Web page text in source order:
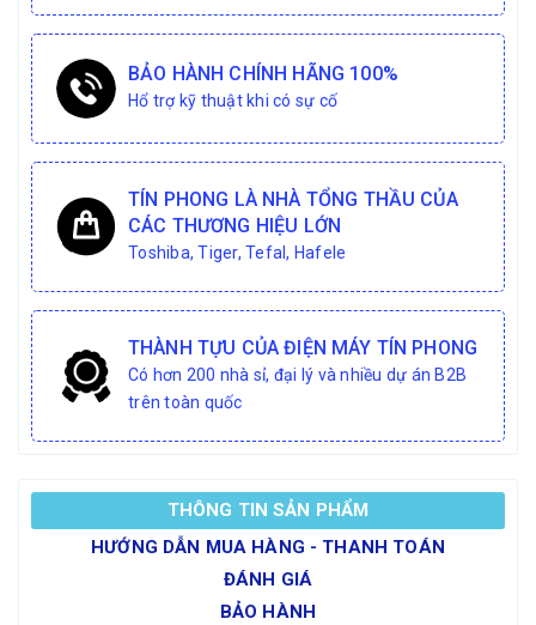
BẢO HÀNH CHÍNH HÃNG 100%
Hổ trợ kỹ thuật khi có sự cố
TÍN PHONG LÀ NHÀ TỔNG THẦU CỦA
CÁC THƯƠNG HIỆU LỚN
Toshiba, Tiger, Tefal, Hafele
THÀNH TỰU CỦA ĐIỆN MÁY TÍN PHONG
Có hơn 200 nhà sỉ, đại lý và nhiều dự án B2B
trên toàn quốc
THÔNG TIN SẢN PHẨM
HƯỚNG DẪN MUA HÀNG - THANH TOÁN
ĐÁNH GIÁ
BẢO HÀNH